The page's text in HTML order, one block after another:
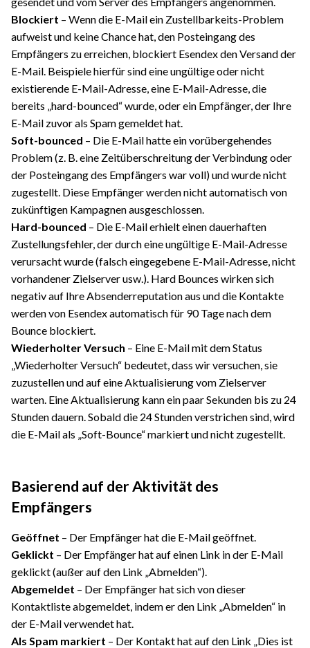
Blockiert – Wenn die E-Mail ein Zustellbarkeits-Problem
aufweist und keine Chance hat, den Posteingang des
Empfängers zu erreichen, blockiert Esendex den Versand der
E-Mail. Beispiele hierfür sind eine ungültige oder nicht
existierende E-Mail-Adresse, eine E-Mail-Adresse, die
bereits „hard-bounced“ wurde, oder ein Empfänger, der Ihre
E-Mail zuvor als Spam gemeldet hat.
Soft-bounced – Die E-Mail hatte ein vorübergehendes
Problem (z. B. eine Zeitüberschreitung der Verbindung oder
der Posteingang des Empfängers war voll) und wurde nicht
zugestellt. Diese Empfänger werden nicht automatisch von
zukünftigen Kampagnen ausgeschlossen.
Hard-bounced – Die E-Mail erhielt einen dauerhaften
Zustellungsfehler, der durch eine ungültige E-Mail-Adresse
verursacht wurde (falsch eingegebene E-Mail-Adresse, nicht
vorhandener Zielserver usw.). Hard Bounces wirken sich
negativ auf Ihre Absenderreputation aus und die Kontakte
werden von Esendex automatisch für 90 Tage nach dem
Bounce blockiert.
Wiederholter Versuch – Eine E-Mail mit dem Status
„Wiederholter Versuch“ bedeutet, dass wir versuchen, sie
zuzustellen und auf eine Aktualisierung vom Zielserver
warten. Eine Aktualisierung kann ein paar Sekunden bis zu 24
Stunden dauern. Sobald die 24 Stunden verstrichen sind, wird
die E-Mail als „Soft-Bounce“ markiert und nicht zugestellt.
Basierend auf der Aktivität des
Empfängers
Geöffnet – Der Empfänger hat die E-Mail geöffnet.
Geklickt – Der Empfänger hat auf einen Link in der E-Mail
geklickt (außer auf den Link „Abmelden“).
Abgemeldet – Der Empfänger hat sich von dieser
Kontaktliste abgemeldet, indem er den Link „Abmelden“ in
der E-Mail verwendet hat.
Als Spam markiert – Der Kontakt hat auf den Link „Dies ist